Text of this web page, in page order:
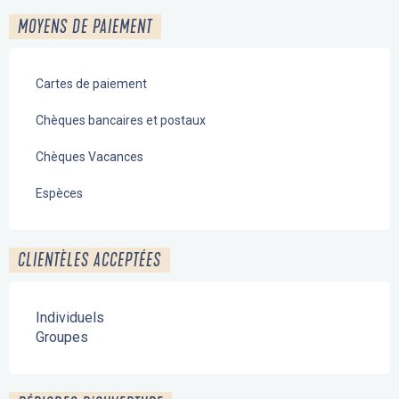
MOYENS DE PAIEMENT
Cartes de paiement
Chèques bancaires et postaux
Chèques Vacances
Espèces
CLIENTÈLES ACCEPTÉES
Individuels
Groupes